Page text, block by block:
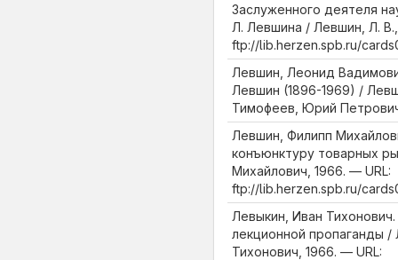
Заслуженного деятеля
Л. Левшина / Левшин, Л.
ftp://lib.herzen.spb.ru/
Левшин, Леонид
Левшин (1896-1969) /
Тимофеев, Юрий
Левшин, Филипп
конъюнктуру товарных
Михайлович, 1966. — URL:
ftp://lib.herzen.spb.ru/
Левыкин, Иван
лекционной пропаганды /
Тихонович, 1966. — URL: